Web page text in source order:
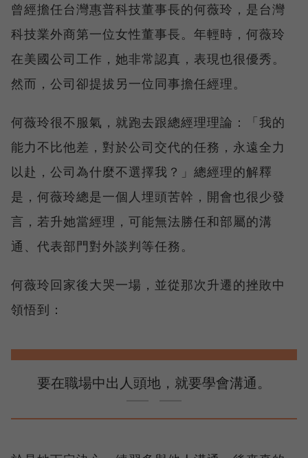
曾經擔任台灣惠普科技董事長的何薇玲，是台灣
科技業外商第一位女性董事長。年輕時，何薇玲
在美國公司工作，她非常認真，表現也很優秀。
然而，公司卻提拔另一位同事擔任經理。
何薇玲很不服氣，就跑去跟總經理理論：「我的
能力不比他差，對於公司交代的任務，永遠全力
以赴，公司為什麼不選擇我？」總經理的解釋
是，何薇玲總是一個人埋頭苦幹，開會也很少發
言，若升她當經理，可能無法勝任和部屬的溝
通、代表部門對外談判等任務。
何薇玲回家後大哭一場，並從那次升遷的挫敗中
領悟到：
要在職場中出人頭地，就要學會溝通。